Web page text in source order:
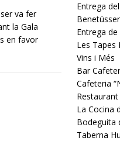
va fer
la Gala
en favor
Entrega
Benetússer
Entrega
Les Tapes
Vins i Més
Bar
Cafeteria
La Cocina
Bodeguita
Taberna